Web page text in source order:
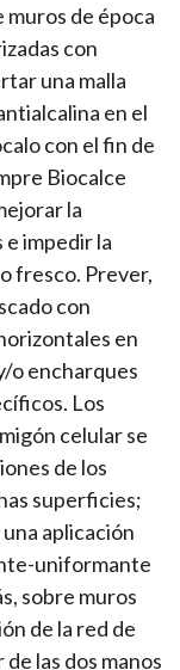
muros de época
con
una malla
en el
con el fin de
Biocalce
la
impedir la
fresco. Prever,
con
en
o encharques
Los
celular se
de los
superficies;
aplicación
uniformante
sobre muros
de la red de
las dos manos